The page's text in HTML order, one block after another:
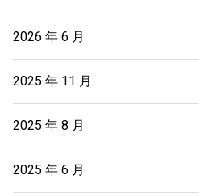
2026 年 6 月
2025 年 11 月
2025 年 8 月
2025 年 6 月